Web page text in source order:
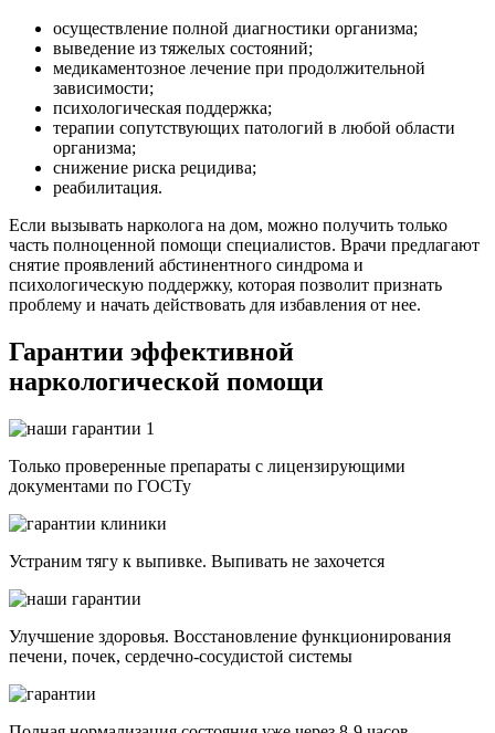
осуществление полной диагностики организма;
выведение из тяжелых состояний;
медикаментозное лечение при продолжительной
зависимости;
психологическая поддержка;
терапии сопутствующих патологий в любой области
организма;
снижение риска рецидива;
реабилитация.
Если вызывать нарколога на дом, можно получить только
часть полноценной помощи специалистов. Врачи предлагают
снятие проявлений абстинентного синдрома и
психологическую поддержку, которая позволит признать
проблему и начать действовать для избавления от нее.
Гарантии эффективной
наркологической помощи
Только проверенные препараты с лицензирующими
документами по ГОСТу
Устраним тягу к выпивке. Выпивать не захочется
Улучшение здоровья. Восстановление функционирования
печени, почек, сердечно-сосудистой системы